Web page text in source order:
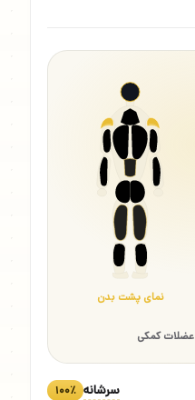
نمای پشت بدن
عضلات کمکی
سرشانه ۱۰۰٪